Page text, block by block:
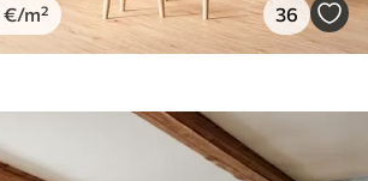
€/m² 36